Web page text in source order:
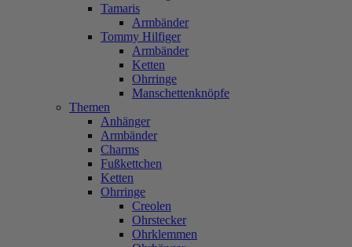
Tamaris
Armbänder
Tommy Hilfiger
Armbänder
Ketten
Ohrringe
Manschettenknöpfe
Themen
Anhänger
Armbänder
Charms
Fußkettchen
Ketten
Ohrringe
Creolen
Ohrstecker
Ohrklemmen